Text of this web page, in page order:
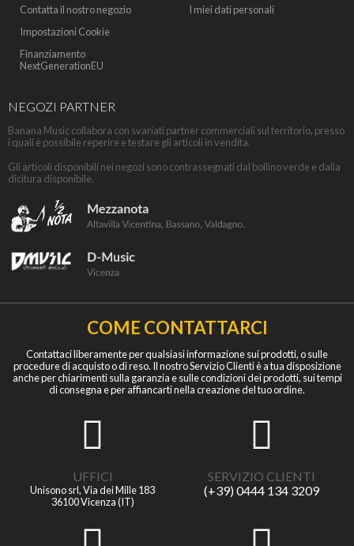
Contatta il nostro negozio
Impostazioni Cookie
Finanziamento
NextGenerationEU
I miei dati personali
NEGOZI PARTNER
Banana Music collabora con svariati partner commerciali sul territorio, presso
i quali è possibile reperire e testare gli articoli in vendita.
Gli articoli disponibili nei negozi sono contrassegnati dal bollino verde e dalla
dicitura disponibile.
COME CONTATTARCI
Contattaci liberamente per qualsiasi informazione sui prodotti, o sulle
procedure di acquisto o di reso. Il nostro Servizio Clienti è a tua disposizione
anche per chiarimenti sulla garanzia e sulle condizioni dei prodotti, sui tempi
di consegna e per affiancarti nella creazione del tuo ordine.
UFFICI
Unisono srl, Via dei Mille 183
36100 Vicenza (IT)
SERVIZIO CLIENTI
(+39) 0444 134 3209